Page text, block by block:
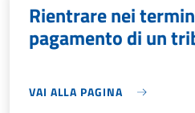
Rientrare nei
pagamento di un
VAI ALLA PAGINA